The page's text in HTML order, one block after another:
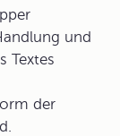
und
Textes
der